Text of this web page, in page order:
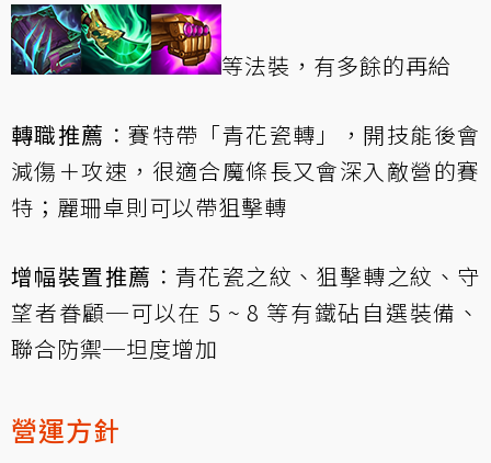
等法裝，有多餘的再給
轉職推薦 ：賽特帶「青花瓷轉」，開技能後會
減傷＋攻速，很適合魔條長又會深入敵營的賽
特；麗珊卓則可以帶狙擊轉
增幅裝置推薦 ：青花瓷之紋、狙擊轉之紋、守
望者眷顧─可以在 5 ~ 8 等有鐵砧自選裝備、
聯合防禦─坦度增加
營運方針